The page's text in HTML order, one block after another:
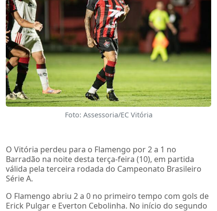
Foto: Assessoria/EC Vitória
O Vitória perdeu para o Flamengo por 2 a 1 no
Barradão na noite desta terça-feira (10), em partida
válida pela terceira rodada do Campeonato Brasileiro
Série A.
O Flamengo abriu 2 a 0 no primeiro tempo com gols de
Erick Pulgar e Everton Cebolinha. No início do segundo